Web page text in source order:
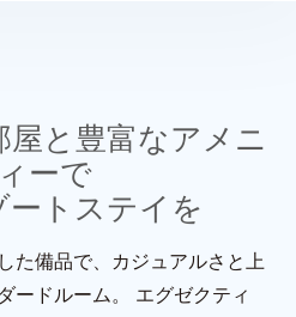
と豊富なアメニ
ーで
トステイを
た備品で、カジュアルさと上
ードルーム。
エグゼクティ